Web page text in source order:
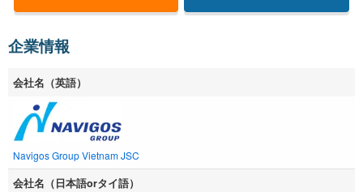
企業情報
会社名（英語）
Navigos Group Vietnam JSC
会社名（日本語orタイ語）